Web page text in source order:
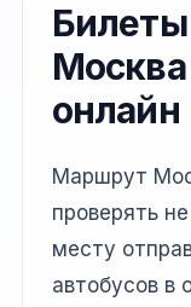
Билеты
онлайн
Маршрут
проверять
месту
автобусов в